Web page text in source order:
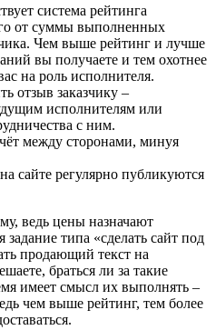
система рейтинга
от суммы выполненных
Чем выше рейтинг и лучше
вы получаете и тем охотнее
на роль исполнителя.
отзыв заказчику –
исполнителям или
с ним.
между сторонами, минуя
сайте регулярно публикуются
ведь цены назначают
типа «сделать сайт под
продающий текст на
браться ли за такие
имеет смысл их выполнять –
чем выше рейтинг, тем более